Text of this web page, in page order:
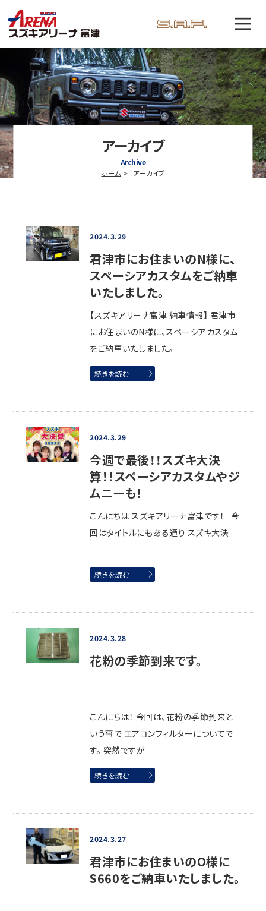
アーカイブ
Archive
ホーム アーカイブ
2024.3.29
君津市にお住まいのN様に、
スペーシアカスタムをご納車
いたしました。
【スズキアリーナ富津 納車情報】 君津市
にお住まいのN様に、スペーシアカスタム
をご納車いたしました。
続きを読む
2024.3.29
今週で最後！！スズキ大決
算！！スペーシアカスタムやジ
ムニーも！
こんにちは スズキアリーナ富津です！ 今
回はタイトルにもある通り スズキ大決
続きを読む
2024.3.28
花粉の季節到来です。
こんにちは！ 今回は、花粉の季節到来と
いう事で エアコンフィルターについてで
す。 突然ですが
続きを読む
2024.3.27
君津市にお住まいのO様に
S660をご納車いたしました。